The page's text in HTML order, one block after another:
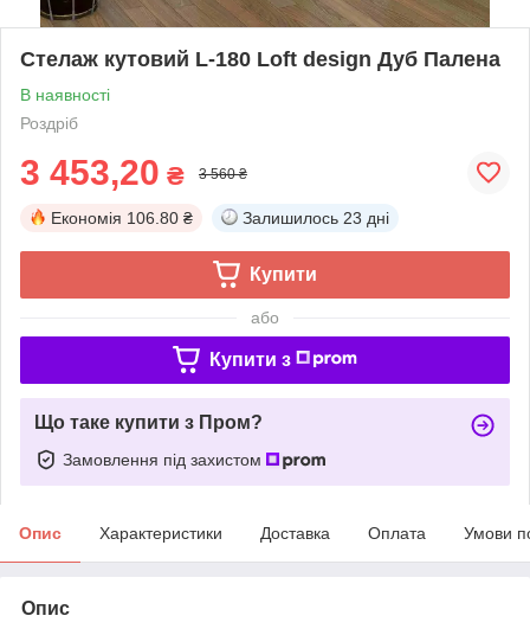
Стелаж кутовий L-180 Loft design Дуб Палена
В наявності
Роздріб
3 453,20 ₴ 3 560 ₴
Економія 106.80 ₴ Залишилось 23 дні
Купити
або
Купити з
Що таке купити з Пром?
Замовлення під захистом
Опис Характеристики Доставка Оплата Умови
Опис